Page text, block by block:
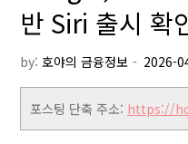
반 Siri 출시 확
by:호야의 금융정보
포스팅 단축 주소: https://